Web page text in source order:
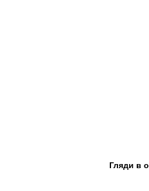
Гляди в